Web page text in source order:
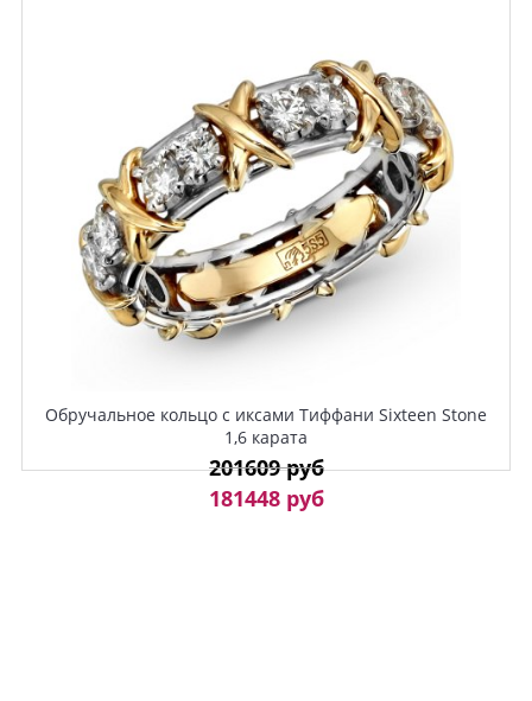
Обручальное кольцо с иксами Тиффани Sixteen Stone
1,6 карата
201609 руб
181448 руб